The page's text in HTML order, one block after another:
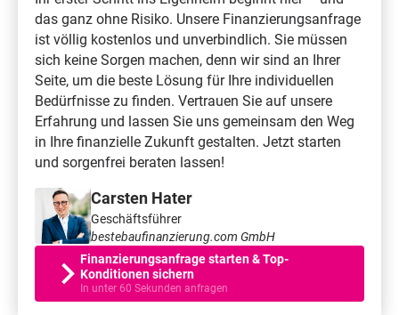
das ganz ohne Risiko. Unsere Finanzierungsanfrage
ist völlig kostenlos und unverbindlich. Sie müssen
sich keine Sorgen machen, denn wir sind an Ihrer
Seite, um die beste Lösung für Ihre individuellen
Bedürfnisse zu finden. Vertrauen Sie auf unsere
Erfahrung und lassen Sie uns gemeinsam den Weg
in Ihre finanzielle Zukunft gestalten. Jetzt starten
und sorgenfrei beraten lassen!
Carsten Hater
Geschäftsführer
bestebaufinanzierung.com GmbH
Finanzierungsanfrage starten & Top-
Konditionen sichern
In unter 60 Sekunden anfragen